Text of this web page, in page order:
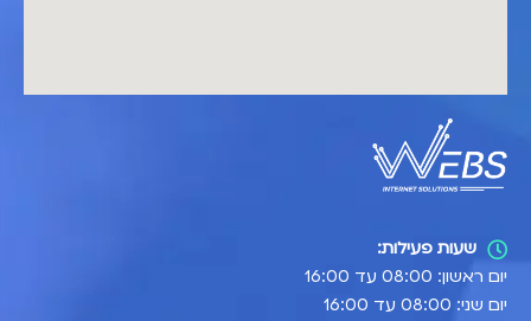
שעות פעילות:
יום ראשון: 08:00 עד 16:00
יום שני: 08:00 עד 16:00